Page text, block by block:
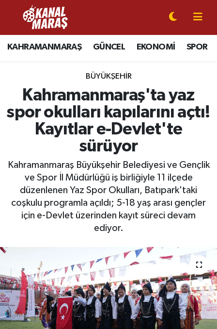
KAHRAMANMARAŞ GÜNCEL EKONOMİ SPOR
BÜYÜKŞEHİR
Kahramanmaraş'ta yaz
spor okulları kapılarını açtı!
Kayıtlar e-Devlet'te
sürüyor
Kahramanmaraş Büyükşehir Belediyesi ve Gençlik
ve Spor İl Müdürlüğü iş birliğiyle 11 ilçede
düzenlenen Yaz Spor Okulları, Batıpark'taki
coşkulu programla açıldı; 5-18 yaş arası gençler
için e-Devlet üzerinden kayıt süreci devam
ediyor.
CANLI YAYIN
KAHRAMANMARAŞ
SPOR
SİYASET
GÜNDEM
MAGAZİN
EĞİTİM
BÖLGE
KEŞFET
Kahramanmaraş Nöbetçi Eczaneler
Kahramanmaraş Hava Durumu
Kahramanmaraş Trafik Yoğunluk Haritası
Süper Lig Puan Durumu ve Fikstür
Tüm Manşetler
Son Dakika Haberleri
Haber Arşivi